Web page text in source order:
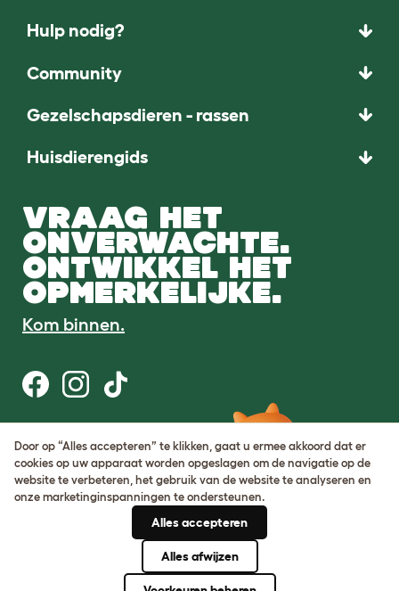
Hulp nodig?
Community
Gezelschapsdieren - rassen
Huisdierengids
VRAAG HET
ONVERWACHTE.
ONTWIKKEL HET
OPMERKELIJKE.
Kom binnen.
Gebruiksvoorwaarden
Cookie & privacybeleid
Cookie Settings
Sitemap
BTW-nummer: DE317631106
Door op “Alles accepteren” te klikken, gaat u ermee akkoord dat er
cookies op uw apparaat worden opgeslagen om de navigatie op de
website te verbeteren, het gebruik van de website te analyseren en
onze marketinginspanningen te ondersteunen.
Alles accepteren
Alles afwijzen